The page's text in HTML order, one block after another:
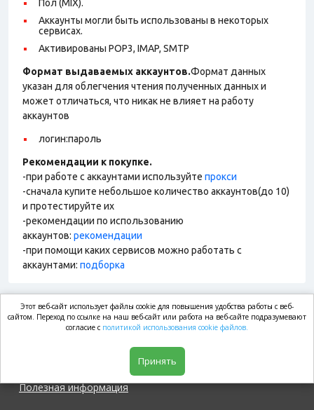
Пол (MIX).
Аккаунты могли быть использованы в некоторых
сервисах.
Активированы POP3, IMAP, SMTP
Формат выдаваемых аккаунтов.Формат данных
указан для облегчения чтения полученных данных и
может отличаться, что никак не влияет на работу
аккаунтов
логин:пароль
Рекомендации к покупке.
-при работе с аккаунтами используйте прокси
-сначала купите небольшое количество аккаунтов(до 10)
и протестируйте их
-рекомендации по использованию
аккаунтов: рекомендации
-при помощи каких сервисов можно работать с
аккаунтами: подборка
market.com
Полезная информация
Этот веб-сайт использует файлы cookie для повышения удобства работы с веб-
сайтом. Переход по ссылке на наш веб-сайт или работа на веб-сайте подразумевают
согласие с политикой использования cookie файлов.
Принять